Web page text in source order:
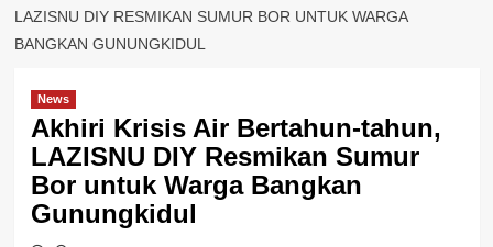
LAZISNU DIY RESMIKAN SUMUR BOR UNTUK WARGA
BANGKAN GUNUNGKIDUL
News
Akhiri Krisis Air Bertahun-tahun,
LAZISNU DIY Resmikan Sumur
Bor untuk Warga Bangkan
Gunungkidul